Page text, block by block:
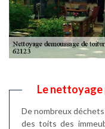
Le nettoyage
De nombreux
des toits des